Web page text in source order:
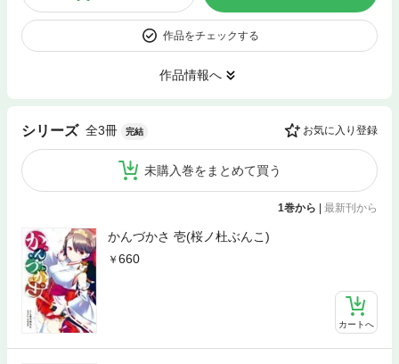
作品をチェックする
作品情報へ
シリーズ 全3冊 完結 お気に入り登録
未購入巻をまとめて買う
1巻から 最新刊から
かんづかさ 壱(桜ノ杜ぶんこ)
660
カートへ